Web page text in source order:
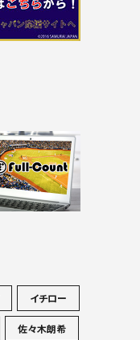
イチロー
佐々木朗希